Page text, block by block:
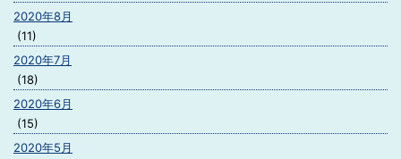
2020年8月
(11)
2020年7月
(18)
2020年6月
(15)
2020年5月